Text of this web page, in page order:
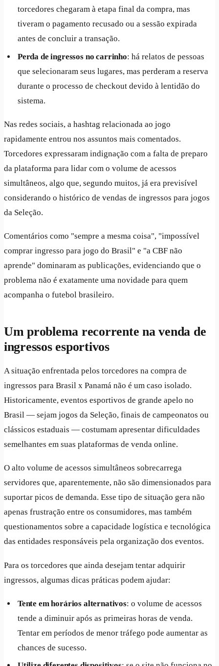
torcedores chegaram à etapa final da compra, mas
tiveram o pagamento recusado ou a sessão expirada
antes de concluir a transação.
Perda de ingressos no carrinho: há relatos de pessoas
que selecionaram seus lugares, mas perderam a reserva
durante o processo de checkout devido à lentidão do
sistema.
Nas redes sociais, a hashtag relacionada ao jogo
rapidamente entrou nos assuntos mais comentados.
Torcedores expressaram indignação com a falta de preparo
da plataforma para lidar com o volume de acessos
simultâneos, algo que, segundo muitos, já era previsível
considerando o histórico de vendas de ingressos para jogos
da Seleção.
Comentários como "sempre a mesma coisa", "impossível
comprar ingresso para jogo do Brasil" e "a CBF não
aprende" dominaram as publicações, evidenciando que o
problema não é exatamente uma novidade para quem
acompanha o futebol brasileiro.
Um problema recorrente na venda de
ingressos esportivos
A situação enfrentada pelos torcedores na compra de
ingressos para Brasil x Panamá não é um caso isolado.
Historicamente, eventos esportivos de grande apelo no
Brasil — sejam jogos da Seleção, finais de campeonatos ou
clássicos estaduais — costumam apresentar dificuldades
semelhantes em suas plataformas de venda online.
O alto volume de acessos simultâneos sobrecarrega
servidores que, aparentemente, não são dimensionados para
suportar picos de demanda. Esse tipo de situação gera não
apenas frustração entre os consumidores, mas também
questionamentos sobre a capacidade logística e tecnológica
das entidades responsáveis pela organização dos eventos.
Para os torcedores que ainda desejam tentar adquirir
ingressos, algumas dicas práticas podem ajudar:
Tente em horários alternativos: o volume de acessos
tende a diminuir após as primeiras horas de venda.
Tentar em períodos de menor tráfego pode aumentar as
chances de sucesso.